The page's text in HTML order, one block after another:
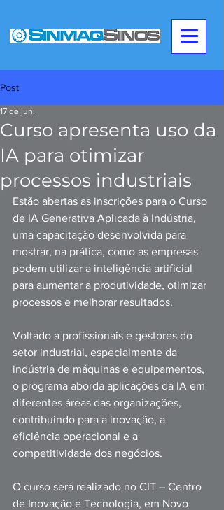
Post
Curso apresenta uso da
IA para otimizar
processos industriais
17 de jun.
Estão abertas as inscrições para o Curso
de IA Generativa Aplicada à Indústria,
uma capacitação desenvolvida para
mostrar, na prática, como as empresas
podem utilizar a inteligência artificial
para aumentar a produtividade, otimizar
processos e melhorar resultados.
Voltado a profissionais e gestores do
setor industrial, especialmente da
indústria de máquinas e equipamentos,
o programa aborda aplicações da IA em
diferentes áreas das organizações,
contribuindo para a inovação, a
eficiência operacional e a
competitividade dos negócios.
O curso será realizado no CIT – Centro
de Inovação e Tecnologia, em Novo